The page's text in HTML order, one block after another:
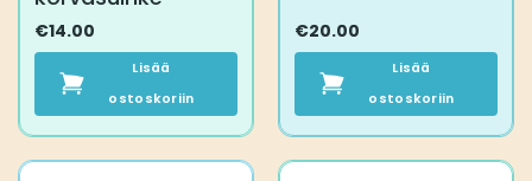
€14.00
Lisää
ostoskoriin
€20.00
Lisää
ostoskoriin